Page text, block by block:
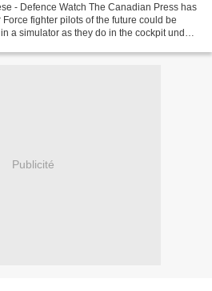
- Defence Watch The Canadian Press has
fighter pilots of the future could be
a simulator as they do in the cockpit under
Publicité